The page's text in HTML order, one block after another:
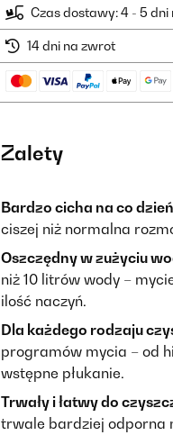
Czas dostawy: 4 - 5
14 dni na zwrot
Zalety
Bardzo cicha na co
ciszej niż normalna
Oszczędny w zużyciu
niż 10 litrów wody –
ilość naczyń.
Dla każdego rodzaju
programów mycia – od
wstępne płukanie.
Trwały i łatwy do
trwale bardziej odporna